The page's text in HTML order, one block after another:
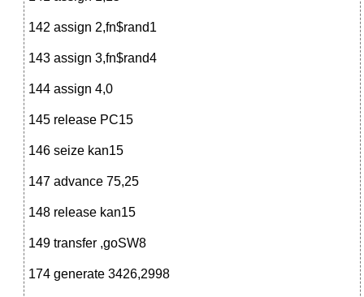
142 assign 2,fn$rand1
143 assign 3,fn$rand4
144 assign 4,0
145 release PC15
146 seize kan15
147 advance 75,25
148 release kan15
149 transfer ,goSW8
174 generate 3426,2998